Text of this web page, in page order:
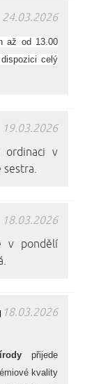
24.03.2026
až od 13.00
celý
19.03.2026
ordinaci v
sestra.
18.03.2026
v pondělí
18.03.2026
přijede
kvality